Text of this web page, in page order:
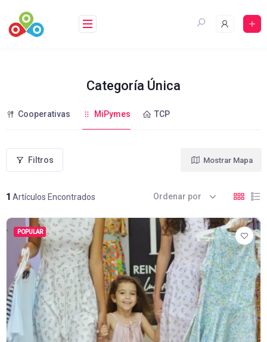
contenido
Categoría Única
Cooperativas MiPymes TCP
Filtros
1 Artículos Encontrados
Mostrar Mapa
Ordenar por
POPULAR